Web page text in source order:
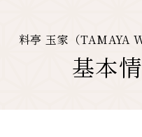
料亭 玉家（TAMAYA
基本